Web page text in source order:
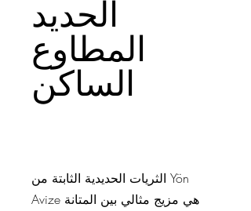
الحديد
المطاوع
الساكن
الثريات الحديدية الثابتة من Yön
Avize هي مزيج مثالي بين المتانة